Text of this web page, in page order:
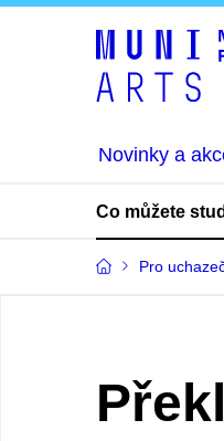
Novinky a
Co můžete
Pro